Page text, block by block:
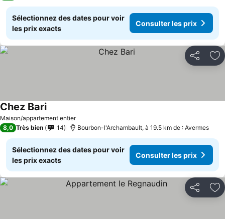
Sélectionnez des dates pour voir
les prix exacts
Consulter les prix
Partager
Maison/appartement entier
Chez Bari
8,0 Très bien 14 Bourbon-l'Archambault, à 19.5 km de : Avermes
Sélectionnez des dates pour voir
les prix exacts
Consulter les prix
Partager